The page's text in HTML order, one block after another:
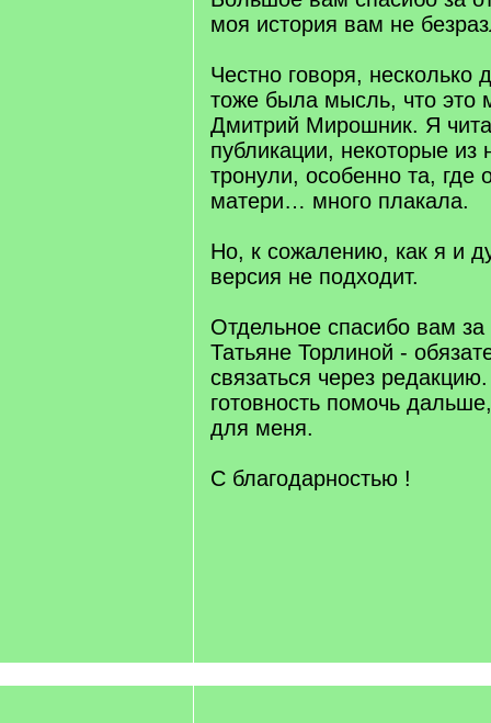
моя история вам не
Честно говоря, несколько
тоже была мысль, что это
Дмитрий Мирошник. Я
публикации, некоторые из
тронули, особенно та, где
матери… много плакала.
Но, к сожалению, как я и
версия не подходит.
Отдельное спасибо вам за
Татьяне Торлиной -
связаться через
готовность помочь
для меня.
С благодарностью !